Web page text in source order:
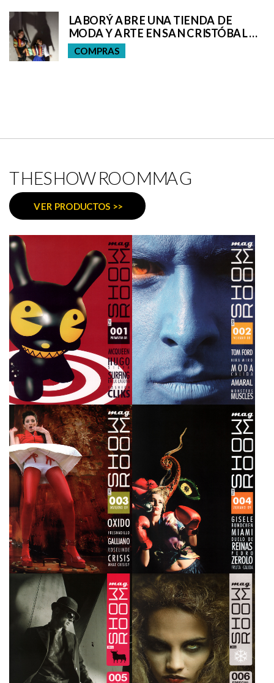
LABORÝ ABRE UNA TIENDA DE
MODA Y ARTE EN SAN CRISTÓBAL DE
LA LAGUNA
COMPRAS
THESHOWROOMMAG
VER PRODUCTOS >>